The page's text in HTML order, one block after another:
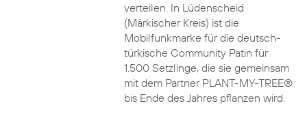
verteilen. In Lüdenscheid
(Märkischer Kreis) ist die
Mobilfunkmarke für die deutsch-
türkische Community Patin für
1.500 Setzlinge, die sie gemeinsam
mit dem Partner PLANT-MY-TREE®
bis Ende des Jahres pflanzen wird.